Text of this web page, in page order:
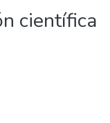
científica